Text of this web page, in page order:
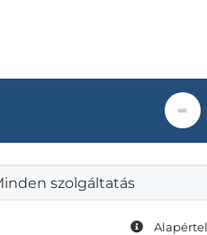
-
szolgáltatás